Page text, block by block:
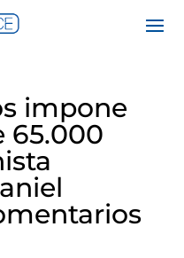
impone
65.000